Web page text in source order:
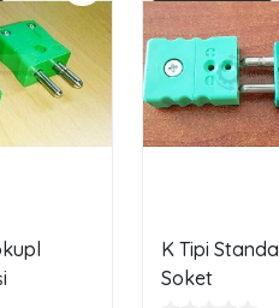
K Tipi
Soket